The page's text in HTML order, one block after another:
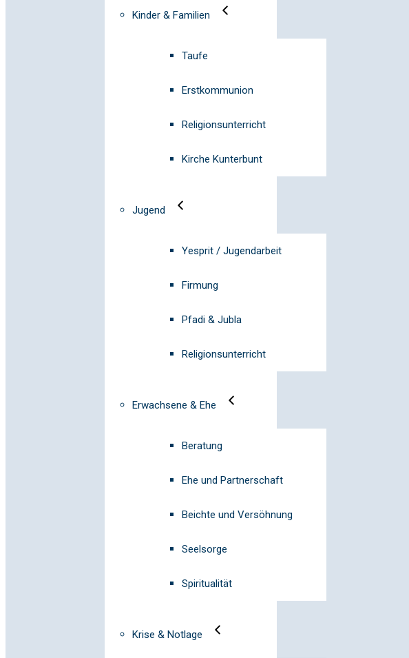
Kinder & Familien
Taufe
Erstkommunion
Religionsunterricht
Kirche Kunterbunt
Jugend
Yesprit / Jugendarbeit
Firmung
Pfadi & Jubla
Religionsunterricht
Erwachsene & Ehe
Beratung
Ehe und Partnerschaft
Beichte und Versöhnung
Seelsorge
Spiritualität
Krise & Notlage